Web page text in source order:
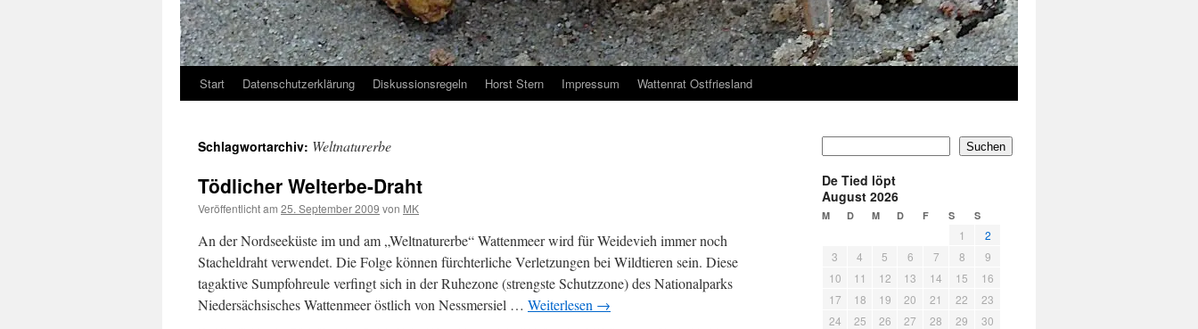
Start Datenschutzerklärung Diskussionsregeln Horst Stern Impressum Wattenrat Ostfriesland
Schlagwortarchiv: Weltnaturerbe
Tödlicher Welterbe-Draht
Veröffentlicht am 25. September 2009 von MK
An der Nordseeküste im und am „Weltnaturerbe“ Wattenmeer wird für Weidevieh immer noch
Stacheldraht verwendet. Die Folge können fürchterliche Verletzungen bei Wildtieren sein. Diese
tagaktive Sumpfohreule verfingt sich in der Ruhezone (strengste Schutzzone) des Nationalparks
Niedersächsisches Wattenmeer östlich von Nessmersiel … Weiterlesen →
Suchen
De Tied löpt
August 2026
M D M D F S S
1
2
3
4 5 6 7 8
9
10
11 12 13 14 15
16
17
18 19 20 21 22
23
24
25 26 27 28 29
30